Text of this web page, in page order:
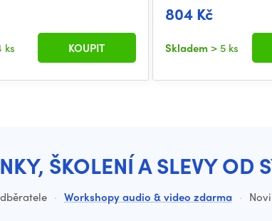
ks KOUPIT
804 Kč
Skladem > 5 ks
ŠKOLENÍ A SLEVY OD
· Workshopy audio & video zdarma ·